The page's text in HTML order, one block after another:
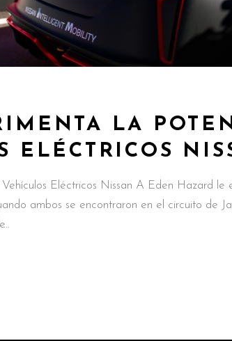
LA
ELÉCTRICOS
Eléctricos Nissan A Eden Hazard le
ambos se encontraron en el circuito de